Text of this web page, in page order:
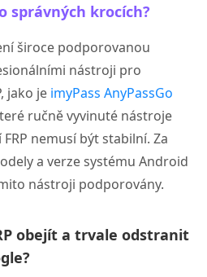
správných krocích?
široce podporovanou
nástroji pro
jako je imyPass AnyPassGo
ručně vyvinuté nástroje
nemusí být stabilní. Za
a verze systému Android
nástroji podporovány.
obejít a trvale odstranit